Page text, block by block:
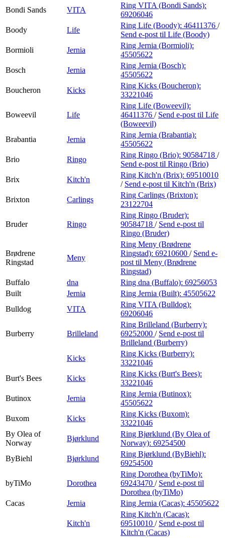
Bondi Sands
VITA
Ring VITA (Bondi Sands):
69206046
Boody
Life
Ring Life (Boody): 46411376 /
Send e-post til Life (Boody)
Bormioli
Jernia
Ring Jernia (Bormioli):
45505622
Bosch
Jernia
Ring Jernia (Bosch):
45505622
Boucheron
Kicks
Ring Kicks (Boucheron):
33221046
Boweevil Life
Ring Life (Boweevil):
46411376 / Send e-post til Life
(Boweevil)
Brabantia
Jernia
Ring Jernia (Brabantia):
45505622
Brio
Ringo
Ring Ringo (Brio): 90584718 /
Send e-post til Ringo (Brio)
Brix
Kitch'n
Ring Kitch'n (Brix): 69510010
/ Send e-post til Kitch'n (Brix)
Brixton
Carlings
Ring Carlings (Brixton):
23122704
Bruder Ringo
Ring Ringo (Bruder):
90584718 / Send e-post til
Ringo (Bruder)
Brødrene
Ringstad
Meny
Ring Meny (Brødrene
Ringstad): 69210600 / Send e-
post til Meny (Brødrene
Ringstad)
Buffalo
dna Ring dna (Buffalo): 69256053
Built
Jernia Ring Jernia (Built): 45505622
Bulldog
VITA
Ring VITA (Bulldog):
69206046
Burberry Brilleland
Ring Brilleland (Burberry):
69252000 / Send e-post til
Brilleland (Burberry)
Kicks
Ring Kicks (Burberry):
33221046
Burt's Bees
Kicks
Ring Kicks (Burt's Bees):
33221046
Butinox
Jernia
Ring Jernia (Butinox):
45505622
Buxom
Kicks
Ring Kicks (Buxom):
33221046
By Olea of
Norway
Bjørklund
Ring Bjørklund (By Olea of
Norway): 69254500
ByBiehl
Bjørklund
Ring Bjørklund (ByBiehl):
69254500
byTiMo Dorothea
Ring Dorothea (byTiMo):
69243470 / Send e-post til
Dorothea (byTiMo)
Cacas
Jernia Ring Jernia (Cacas): 45505622
Kitch'n
Ring Kitch'n (Cacas):
69510010 / Send e-post til
Kitch'n (Cacas)